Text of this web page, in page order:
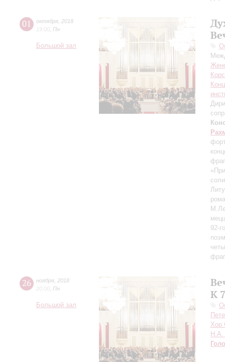
01 октября 2018
19:00
Пн
Большой зал
92-
26 ноября 2018
Пн
Большой зал
К
Хор
Н.А.